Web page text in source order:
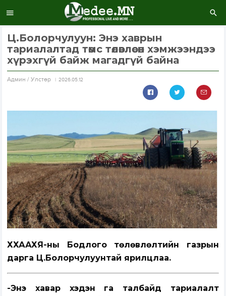
Ц.Болорчулуун: Энэ хаврын
тариалалтад төмс төлөвлөсөн хэмжээндээ
хүрэхгүй байж магадгүй байна
Aдмин / Улстөр 2026.05.12
ХХААХҮЯ-ны Бодлого төлөвлөлтийн газрын
дарга Ц.Болорчулуунтай ярилцлаа.
-Энэ хавар хэдэн га талбайд тариалалт